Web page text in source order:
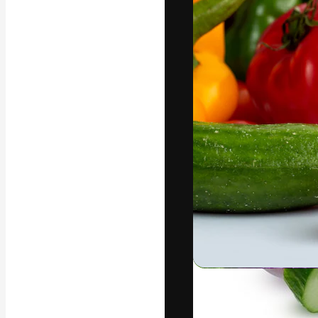
La
migliori lavori.
creativi,
Italiano
Copyright © 2010-